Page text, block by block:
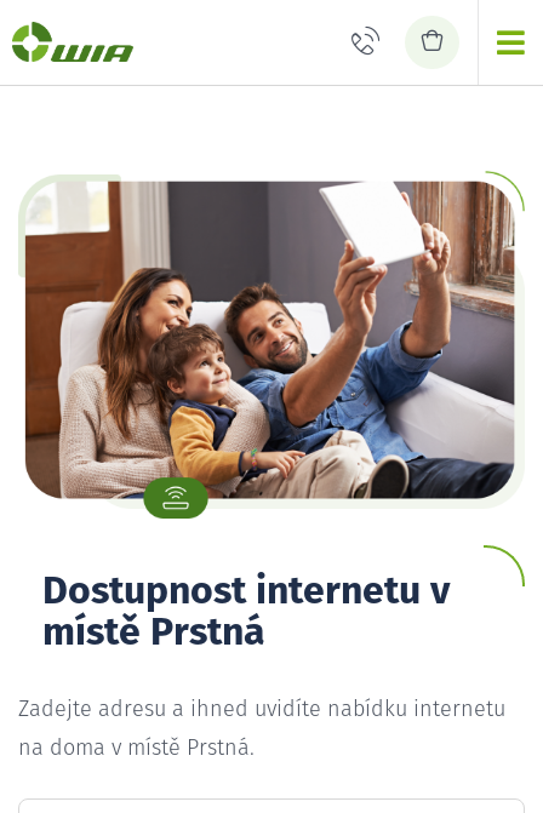
Dostupnost internetu v
místě Prstná
Zadejte adresu a ihned uvidíte nabídku internetu
na doma v místě Prstná.